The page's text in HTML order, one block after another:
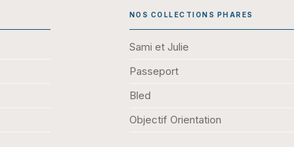
NOS COLLECTIONS PHARES
Sami et Julie
Passeport
Bled
Objectif Orientation